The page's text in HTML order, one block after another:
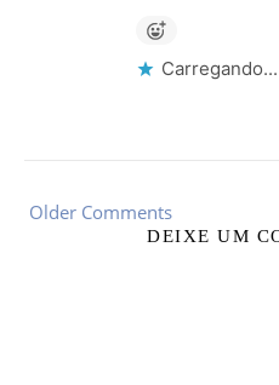
Carregando...
Older Comments
DEIXE UM